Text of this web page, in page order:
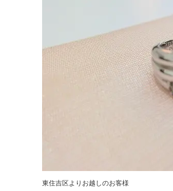
東住吉区よりお越しのお客様